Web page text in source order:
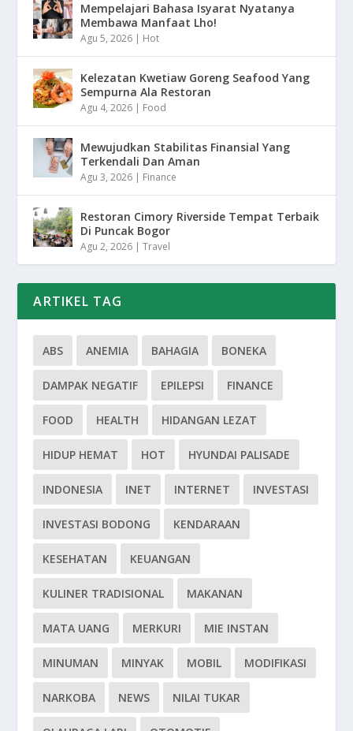
Mempelajari Bahasa Isyarat Nyatanya
Membawa Manfaat Lho!
Agu 5, 2026 | Hot
Kelezatan Kwetiaw Goreng Seafood Yang
Sempurna Ala Restoran
Agu 4, 2026 | Food
Mewujudkan Stabilitas Finansial Yang
Terkendali Dan Aman
Agu 3, 2026 | Finance
Restoran Cimory Riverside Tempat Terbaik
Di Puncak Bogor
Agu 2, 2026 |Travel
ARTIKEL TAG
ABS ANEMIA BAHAGIA BONEKA
DAMPAK NEGATIF EPILEPSI FINANCE
FOOD HEALTH HIDANGAN LEZAT
HIDUP HEMAT HOT HYUNDAI PALISADE
INDONESIA INET INTERNET INVESTASI
INVESTASI BODONG KENDARAAN
KESEHATAN KEUANGAN
KULINER TRADISIONAL MAKANAN
MATA UANG MERKURI MIE INSTAN
MINUMAN MINYAK MOBIL MODIFIKASI
NARKOBA NEWS NILAI TUKAR